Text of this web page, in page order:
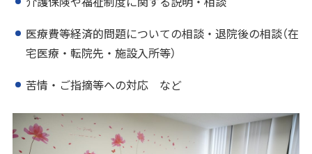
医療費等経済的問題についての相談・退院後の相談（在
宅医療・転院先・施設入所等）
苦情・ご指摘等への対応 など